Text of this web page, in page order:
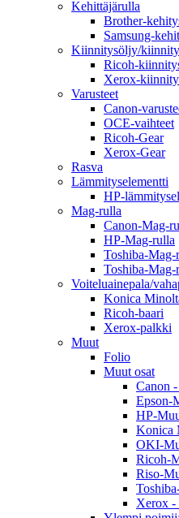
Kehittäjärulla
Brother-
Samsung-
Kiinnitysöljy/
Ricoh-
Xerox-
Varusteet
Canon-
OCE-vaihteet
Ricoh-Gear
Xerox-Gear
Rasva
Lämmityselementti
HP-
Mag-rulla
Canon-Mag-
HP-Mag-rulla
Toshiba-Mag-
Toshiba-Mag-
Voiteluainepala/
Konica
Ricoh-baari
Xerox-palkki
Muut
Folio
Muut osat
Canon
Epson-
HP-
Konica
OKI-
Ricoh-
Riso-
Xerox -